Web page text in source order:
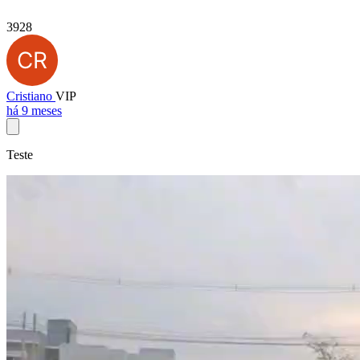
3928
Cristiano VIP
há 9 meses
Teste